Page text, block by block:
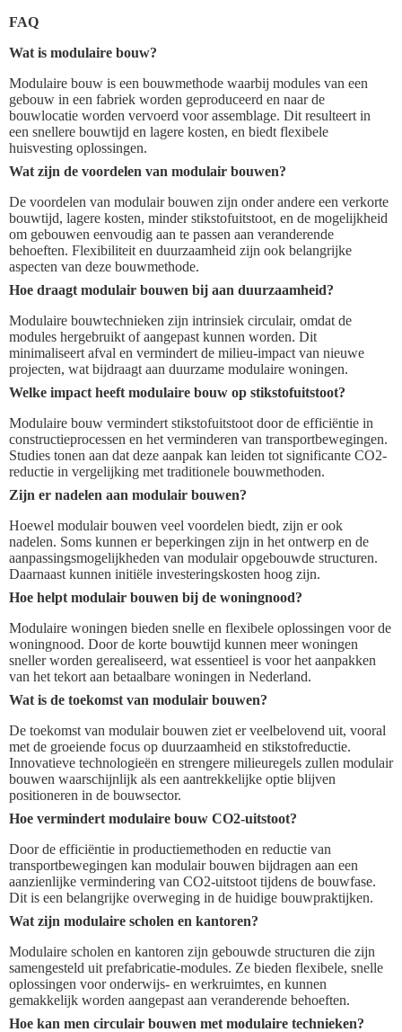
FAQ
Wat is modulaire bouw?
Modulaire bouw is een bouwmethode waarbij modules van een
gebouw in een fabriek worden geproduceerd en naar de
bouwlocatie worden vervoerd voor assemblage. Dit resulteert in
een snellere bouwtijd en lagere kosten, en biedt flexibele
huisvesting oplossingen.
Wat zijn de voordelen van modulair bouwen?
De voordelen van modulair bouwen zijn onder andere een verkorte
bouwtijd, lagere kosten, minder stikstofuitstoot, en de mogelijkheid
om gebouwen eenvoudig aan te passen aan veranderende
behoeften. Flexibiliteit en duurzaamheid zijn ook belangrijke
aspecten van deze bouwmethode.
Hoe draagt modulair bouwen bij aan duurzaamheid?
Modulaire bouwtechnieken zijn intrinsiek circulair, omdat de
modules hergebruikt of aangepast kunnen worden. Dit
minimaliseert afval en vermindert de milieu-impact van nieuwe
projecten, wat bijdraagt aan duurzame modulaire woningen.
Welke impact heeft modulaire bouw op stikstofuitstoot?
Modulaire bouw vermindert stikstofuitstoot door de efficiëntie in
constructieprocessen en het verminderen van transportbewegingen.
Studies tonen aan dat deze aanpak kan leiden tot significante CO2-
reductie in vergelijking met traditionele bouwmethoden.
Zijn er nadelen aan modulair bouwen?
Hoewel modulair bouwen veel voordelen biedt, zijn er ook
nadelen. Soms kunnen er beperkingen zijn in het ontwerp en de
aanpassingsmogelijkheden van modulair opgebouwde structuren.
Daarnaast kunnen initiële investeringskosten hoog zijn.
Hoe helpt modulair bouwen bij de woningnood?
Modulaire woningen bieden snelle en flexibele oplossingen voor de
woningnood. Door de korte bouwtijd kunnen meer woningen
sneller worden gerealiseerd, wat essentieel is voor het aanpakken
van het tekort aan betaalbare woningen in Nederland.
Wat is de toekomst van modulair bouwen?
De toekomst van modulair bouwen ziet er veelbelovend uit, vooral
met de groeiende focus op duurzaamheid en stikstofreductie.
Innovatieve technologieën en strengere milieuregels zullen modulair
bouwen waarschijnlijk als een aantrekkelijke optie blijven
positioneren in de bouwsector.
Hoe vermindert modulaire bouw CO2-uitstoot?
Door de efficiëntie in productiemethoden en reductie van
transportbewegingen kan modulair bouwen bijdragen aan een
aanzienlijke vermindering van CO2-uitstoot tijdens de bouwfase.
Dit is een belangrijke overweging in de huidige bouwpraktijken.
Wat zijn modulaire scholen en kantoren?
Modulaire scholen en kantoren zijn gebouwde structuren die zijn
samengesteld uit prefabricatie-modules. Ze bieden flexibele, snelle
oplossingen voor onderwijs- en werkruimtes, en kunnen
gemakkelijk worden aangepast aan veranderende behoeften.
Hoe kan men circulair bouwen met modulaire technieken?